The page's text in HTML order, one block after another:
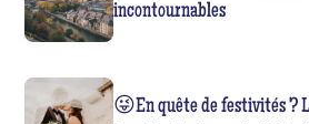
incontournables
😜En quête de festivités ?